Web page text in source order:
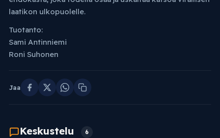
laatikon ulkopuolelle.
Tuotanto:
Sami Antinniemi
Roni Suhonen
Jaa
Keskustelu 6